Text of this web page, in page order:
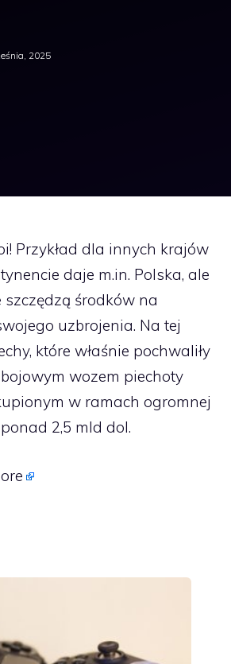
2025
Przykład dla innych krajów
daje m.in. Polska, ale
środków na
uzbrojenia. Na tej
które właśnie pochwaliły
wozem piechoty
w ramach ogromnej
2,5 mld dol.